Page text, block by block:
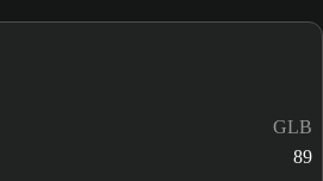
GLB
89